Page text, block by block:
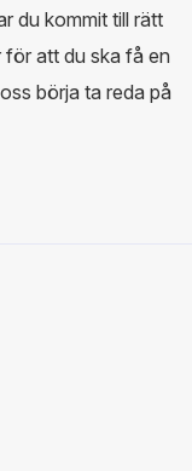
du kommit till rätt
för att du ska få en
börja ta reda på